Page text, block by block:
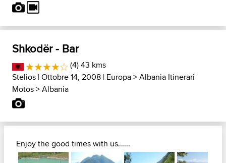
Shkodër - Bar
(4) 43 kms
Stelios | Ottobre 14, 2008 | Europa>Albania Itinerari
Motos>Albania
Enjoy the good times with us......